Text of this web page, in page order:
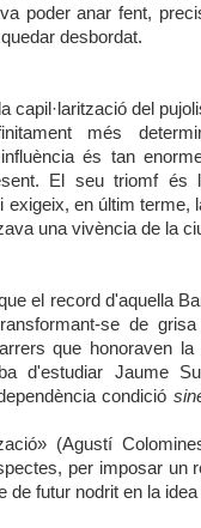
poder anar fent,
desbordat.
capil·larització del
més
és tan
El seu triomf
exigeix, en últim terme,
una vivència de la
el record d'aquella
se de
que honoraven
d'estudiar Jaume
condició
(Agustí
per imposar un
de futur nodrit en la